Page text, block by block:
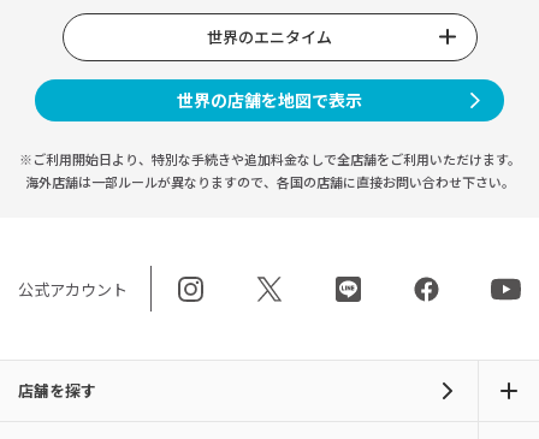
世界のエニタイム
世界の店舗を地図で表示
※ご利用開始日より、特別な手続きや追加料金なしで全店舗をご利用いただけます。
海外店舗は一部ルールが異なりますので、 各国の店舗に直接お問い合わせ下さい。
公式アカウント
店舗を探す